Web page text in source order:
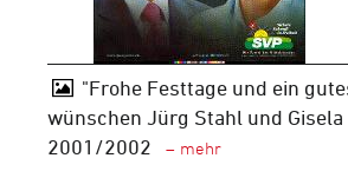
"Frohe Festtage und ein
wünschen Jürg Stahl und Gisela
2001/2002